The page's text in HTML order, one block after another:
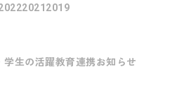
2021 2019
学生の活躍教育連携お知らせ